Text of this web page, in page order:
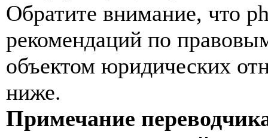
Обратите внимание, что
рекомендаций по
объектом юридических
ниже.
Примечание